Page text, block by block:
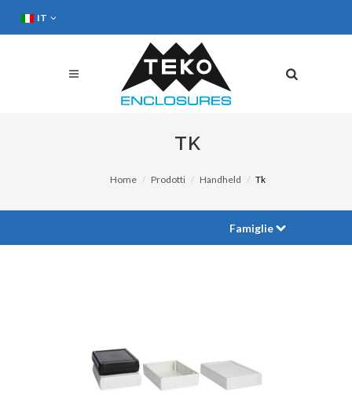
IT
TK
Home Prodotti Handheld Tk
Famiglie